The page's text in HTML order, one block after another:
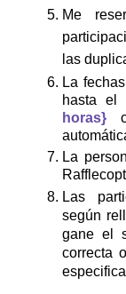
Me
las
La
hasta el
horas}
La
Las
según
gane el
correcta